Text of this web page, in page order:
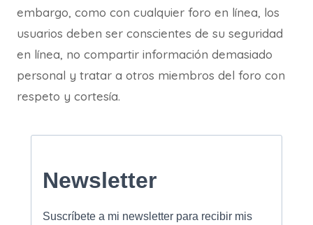
embargo, como con cualquier foro en línea, los
usuarios deben ser conscientes de su seguridad
en línea, no compartir información demasiado
personal y tratar a otros miembros del foro con
respeto y cortesía.